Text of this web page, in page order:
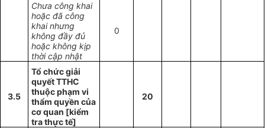
Chưa công khai
hoặc đã công
khai nhưng
không đầy đủ
hoặc không kịp
thời cập nhật
0
3.5
Tổ chức giải
quyết TTHC
thuộc phạm vi
thẩm quyền của
cơ quan [kiểm
tra thực tế]
20